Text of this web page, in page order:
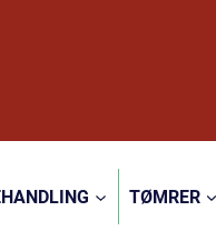
TØMRER